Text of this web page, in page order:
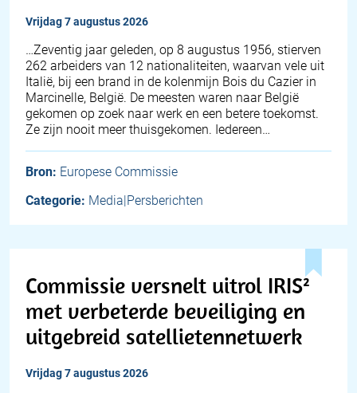
vrijdag 7 augustus 2026
…Zeventig jaar geleden, op 8 augustus 1956, stierven
262 arbeiders van 12 nationaliteiten, waarvan vele uit
Italië, bij een brand in de kolenmijn Bois du Cazier in
Marcinelle, België. De meesten waren naar België
gekomen op zoek naar werk en een betere toekomst.
Ze zijn nooit meer thuisgekomen. Iedereen…
Bron: Europese Commissie
Categorie: Media|Persberichten
Commissie versnelt uitrol IRIS²
met verbeterde beveiliging en
uitgebreid satellietennetwerk
vrijdag 7 augustus 2026